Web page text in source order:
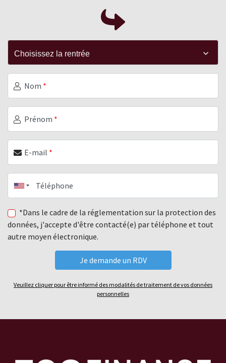
Nom *
Prénom *
E-mail *
Téléphone
*Dans le cadre de la réglementation sur la protection des
données, j'accepte d'être contacté(e) par téléphone et tout
autre moyen électronique.
Veuillez cliquer pour être informé des modalités de traitement de vos données
personnelles